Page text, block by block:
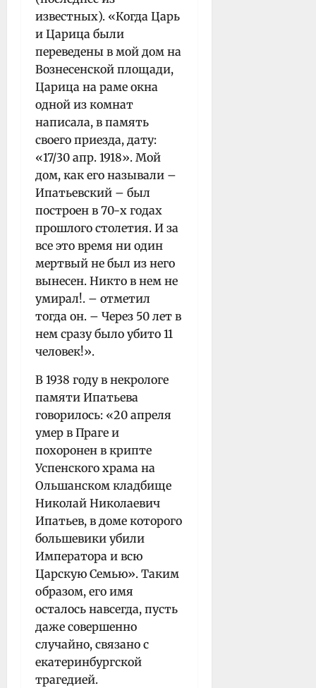
известных). «Когда Царь
и Царица были
переведены в мой дом на
Вознесенской площади,
Царица на раме окна
одной из комнат
написала, в память
своего приезда, дату:
«17/30 апр. 1918». Мой
дом, как его называли –
Ипатьевский – был
построен в 70-х годах
прошлого столетия. И за
все это время ни один
мертвый не был из него
вынесен. Никто в нем не
умирал!. – отметил
тогда он. – Через 50 лет в
нем сразу было убито 11
человек!».
В 1938 году в некрологе
памяти Ипатьева
говорилось: «20 апреля
умер в Праге и
похоронен в крипте
Успенского храма на
Ольшанском кладбище
Николай Николаевич
Ипатьев, в доме которого
большевики убили
Императора и всю
Царскую Семью». Таким
образом, его имя
осталось навсегда, пусть
даже совершенно
случайно, связано с
екатеринбургской
трагедией.